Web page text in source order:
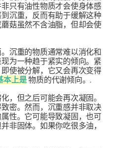
只有油性物质才会使身体感
沉重，反而有助于缓解这种
菇虽然不含油脂，但却会使
沉重的物质通常难以消化和
为一种趋于紧实的倾向。紧
使被分解，它又会再次变得
本上是物质的代谢倾向。.
，但之后可能会再次凝固。
密。然而，沉重感并非取决
性。它可能导致凝固，也可
非固体。如果你吃很多油，